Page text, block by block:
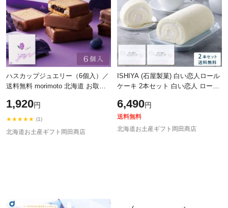
ハスカップジュエリー（6個入）／
送料無料 morimoto 北海道 お取り
夏ギフト お土産 手土産 銘菓 誕生
1,920円
★★★★★ (1)
北海道お土産ギフト岡田商店
ISHIYA (石屋製菓) 白い恋人ロール
ケーキ 2本セット 白い恋人 ロール
ト お中元 ギフト プチギフト スイ
6,490円
送料無料
北海道お土産ギフト岡田商店